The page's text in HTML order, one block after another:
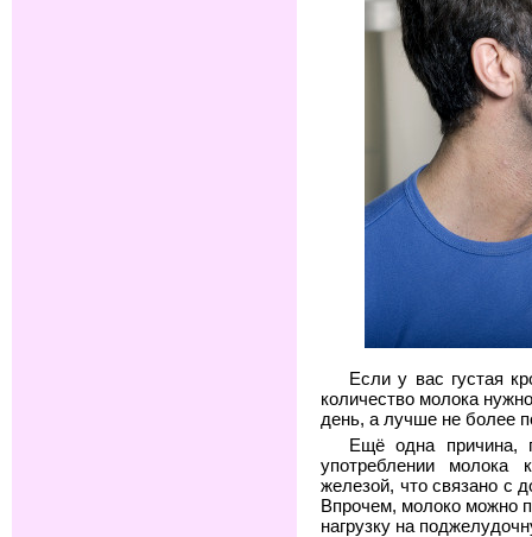
Если у вас густая
количество молока
день, а лучше не более
Ещё одна причина,
употреблении
железой, что связано с
Впрочем, молоко можно
нагрузку на